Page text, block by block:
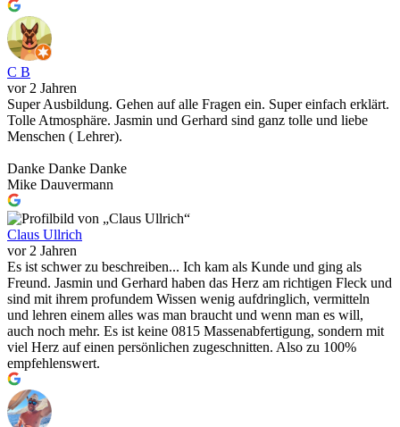
C B
vor 2 Jahren
Super Ausbildung. Gehen auf alle Fragen ein. Super einfach erklärt.
Tolle Atmosphäre. Jasmin und Gerhard sind ganz tolle und liebe
Menschen ( Lehrer).
Danke Danke Danke
Mike Dauvermann
Claus Ullrich
vor 2 Jahren
Es ist schwer zu beschreiben... Ich kam als Kunde und ging als
Freund. Jasmin und Gerhard haben das Herz am richtigen Fleck und
sind mit ihrem profundem Wissen wenig aufdringlich, vermitteln
und lehren einem alles was man braucht und wenn man es will,
auch noch mehr. Es ist keine 0815 Massenabfertigung, sondern mit
viel Herz auf einen persönlichen zugeschnitten. Also zu 100%
empfehlenswert.